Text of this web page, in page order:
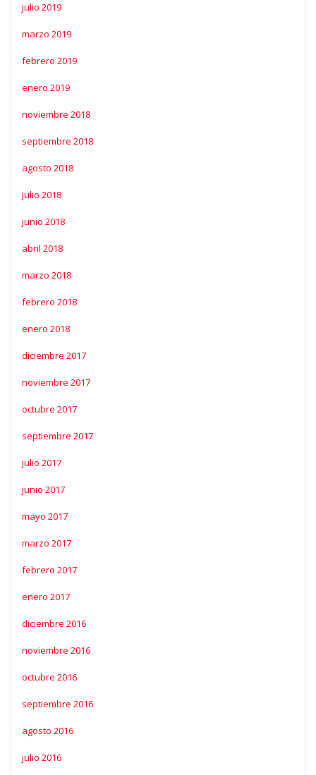
julio 2019
marzo 2019
febrero 2019
enero 2019
noviembre 2018
septiembre 2018
agosto 2018
julio 2018
junio 2018
abril 2018
marzo 2018
febrero 2018
enero 2018
diciembre 2017
noviembre 2017
octubre 2017
septiembre 2017
julio 2017
junio 2017
mayo 2017
marzo 2017
febrero 2017
enero 2017
diciembre 2016
noviembre 2016
octubre 2016
septiembre 2016
agosto 2016
julio 2016